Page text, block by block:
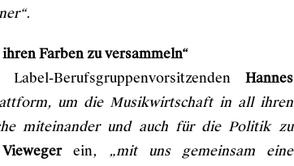
.
Farben zu versammeln“
Berufsgruppenvorsitzenden Hannes
um die Musikwirtschaft in all ihren
miteinander und auch für die Politik zu
ein, „mit uns gemeinsam eine